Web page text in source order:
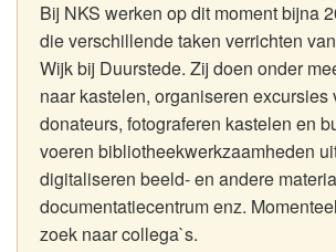
Bij NKS werken op dit moment bijna
die verschillende taken verrichten
Wijk bij Duurstede. Zij doen onder
naar kastelen, organiseren excursies
donateurs, fotograferen kastelen en
voeren bibliotheekwerkzaamheden
digitaliseren beeld- en andere
documentatiecentrum enz.
zoek naar collega`s.